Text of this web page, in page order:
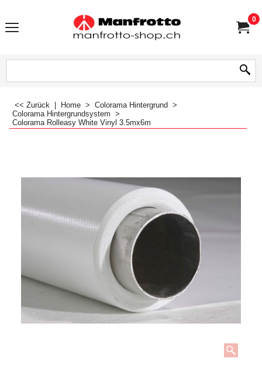
0
<< Zurück Home > Colorama Hintergrund >
Colorama Hintergrundsystem >
Colorama Rolleasy White Vinyl 3.5mx6m